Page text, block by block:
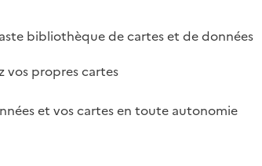
bibliothèque de cartes et de données
vos propres cartes
et vos cartes en toute autonomie